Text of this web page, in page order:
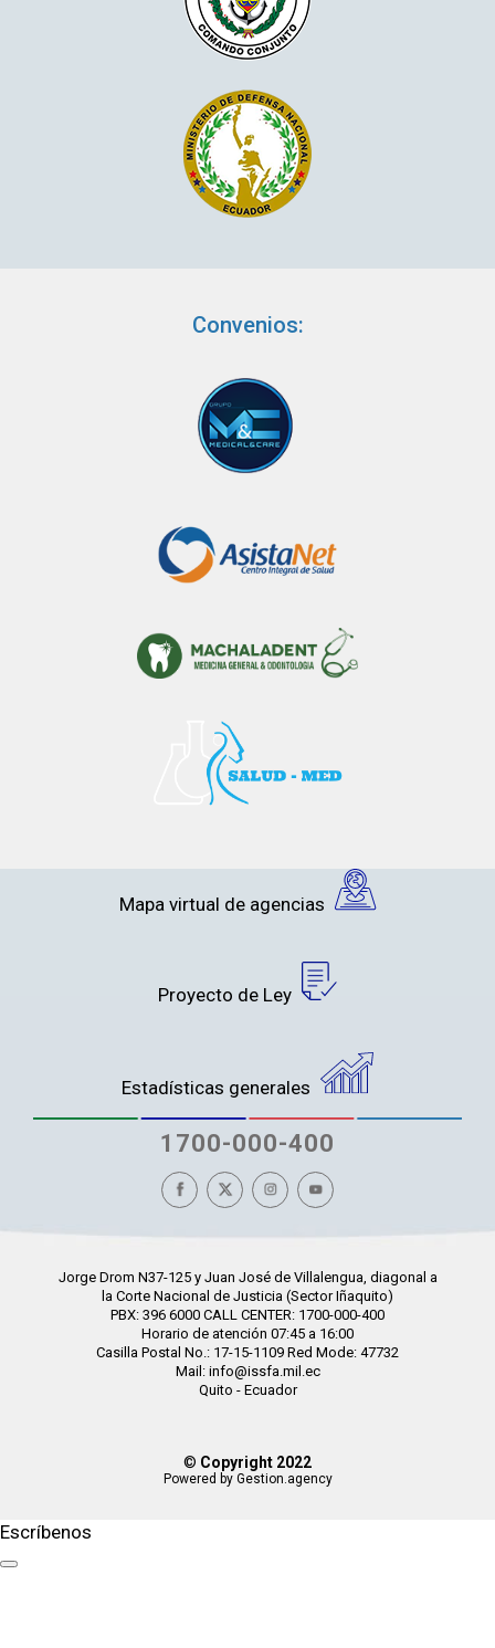
Convenios:
Mapa virtual de agencias
Proyecto de Ley
Estadísticas generales
1700-000-400
© Copyright 2022
Powered by Gestion.agency
Jorge Drom N37-125 y Juan José de Villalengua, diagonal a
la Corte Nacional de Justicia (Sector Iñaquito)
PBX: 396 6000 CALL CENTER: 1700-000-400
Horario de atención 07:45 a 16:00
Casilla Postal No.: 17-15-1109 Red Mode: 47732
Mail: info@issfa.mil.ec
Quito - Ecuador
Escríbenos